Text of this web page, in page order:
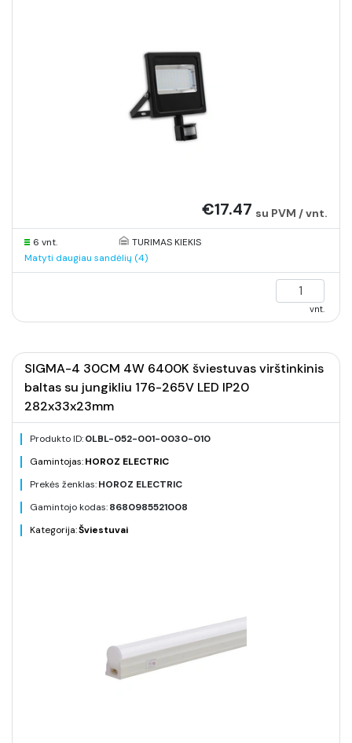
€17.47 su PVM / vnt.
6 vnt.
TURIMAS KIEKIS
Matyti daugiau sandėlių (4)
vnt.
SIGMA-4 30CM 4W 6400K šviestuvas virštinkinis
baltas su jungikliu 176-265V LED IP20
282x33x23mm
Produkto ID:0LBL-052-001-0030-010
Gamintojas:HOROZ ELECTRIC
Prekės ženklas:HOROZ ELECTRIC
Gamintojo kodas:8680985521008
Kategorija:Šviestuvai